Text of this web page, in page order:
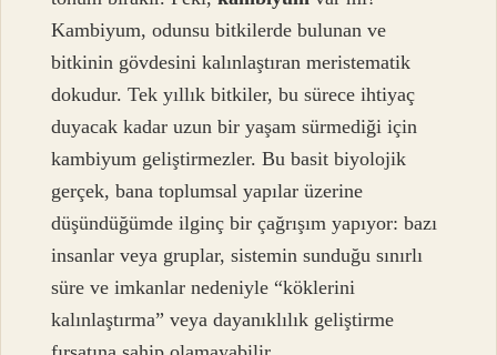
Kambiyum, odunsu bitkilerde bulunan ve
bitkinin gövdesini kalınlaştıran meristematik
dokudur. Tek yıllık bitkiler, bu sürece ihtiyaç
duyacak kadar uzun bir yaşam sürmediği için
kambiyum geliştirmezler. Bu basit biyolojik
gerçek, bana toplumsal yapılar üzerine
düşündüğümde ilginç bir çağrışım yapıyor: bazı
insanlar veya gruplar, sistemin sunduğu sınırlı
süre ve imkanlar nedeniyle “köklerini
kalınlaştırma” veya dayanıklılık geliştirme